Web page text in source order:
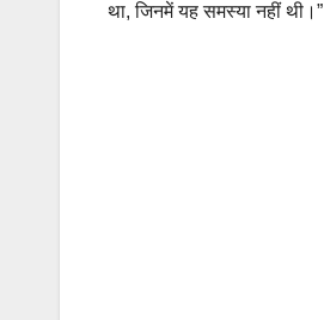
था, जिनमें यह समस्या नहीं थी।”